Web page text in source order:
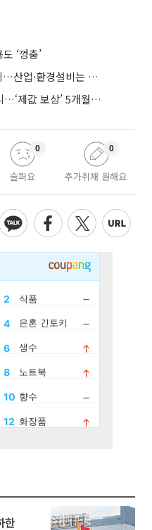
‘껑충’
현대건설, 아파트·토건·건축 1위…산업·환경설비는 삼성E&A
용적률 높여 임대 더 지으라더니…‘제값 보상’ 5개월째 국회에 발목
슬퍼요
0
추가취재 원해요
0
한